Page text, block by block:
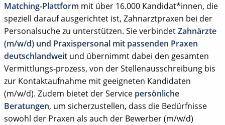
Matching-Plattform mit über 16.000 Kandidat*innen, die
speziell darauf ausgerichtet ist, Zahnarztpraxen bei der
Personalsuche zu unterstützen. Sie verbindetZahnärzte
(m/w/d) und Praxispersonal mit passenden Praxen
deutschlandweit und übernimmt dabei den gesamten
Vermittlungs-prozess, von der Stellenausschreibung bis
zur Kontaktaufnahme mit geeigneten Kandidaten
(m/w/d). Zudem bietet der Service persönliche
Beratungen, um sicherzustellen, dass die Bedürfnisse
sowohl der Praxen als auch der Bewerber (m/w/d)